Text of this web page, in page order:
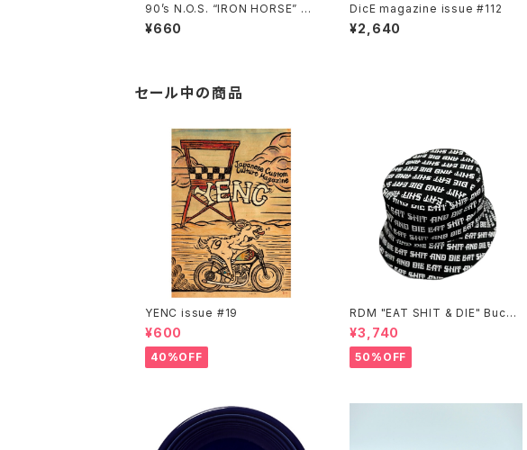
90’s N.O.S. “IRON HORSE” m
agazine #150(Apr.’93 issue)
¥660
DicE magazine issue #112
¥2,640
セール中の商品
YENC issue #19
¥600
40%OFF
RDM "EAT SHIT & DIE" Bucke
t Hat
¥3,740
50%OFF